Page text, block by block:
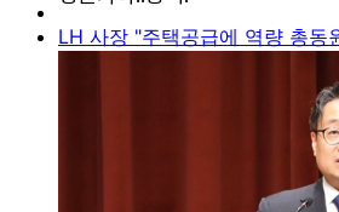
LH 사장 "주택공급에 역량 총